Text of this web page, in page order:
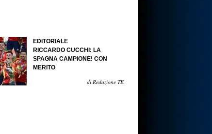
EDITORIALE
RICCARDO CUCCHI: LA
SPAGNA CAMPIONE! CON
MERITO
di Redazione TE